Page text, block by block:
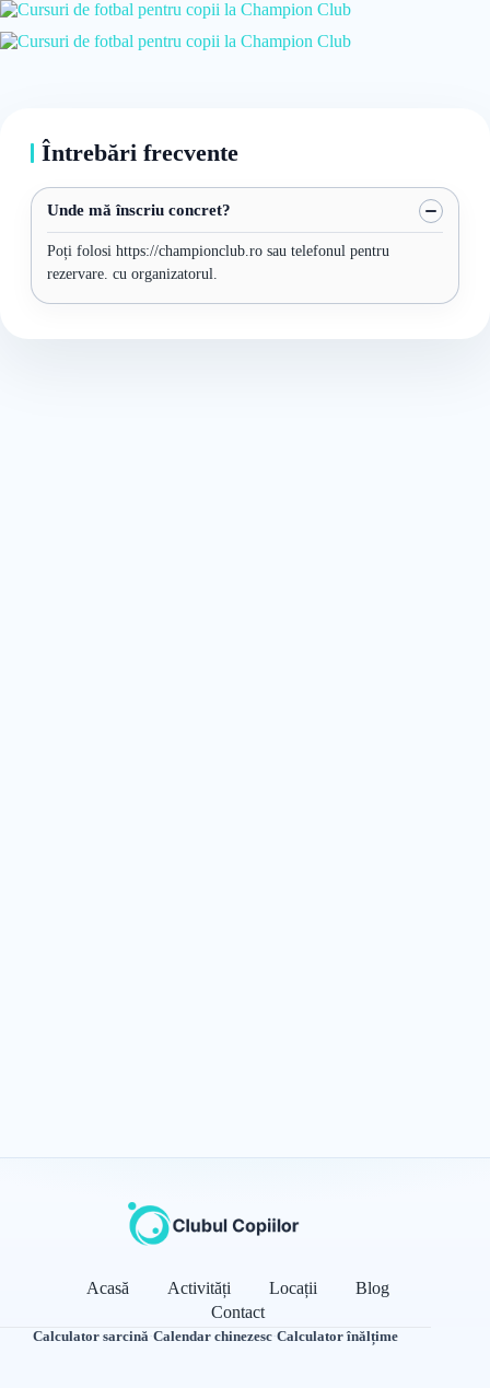
Întrebări frecvente
Unde mă înscriu concret?
Poți folosi https://championclub.ro sau telefonul pentru
rezervare. cu organizatorul.
Acasă Activități Locații
Blog
Contact
Calculator sarcină·Calendar chinezesc·Calculator înălțime